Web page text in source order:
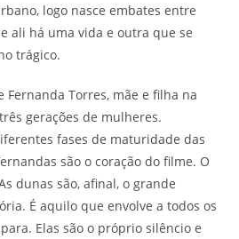
logo nasce embates entre
ali há uma vida e outra que se
trágico.
Fernanda Torres, mãe e filha na
gerações de mulheres.
fases de maturidade das
são o coração do filme. O
dunas são, afinal, o grande
É aquilo que envolve a todos os
Elas são o próprio silêncio e